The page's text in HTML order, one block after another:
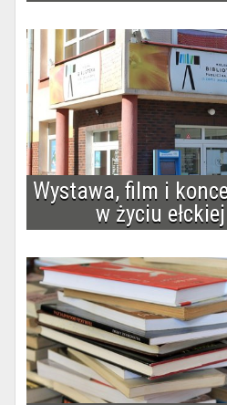
Wystawa, film i
w życiu